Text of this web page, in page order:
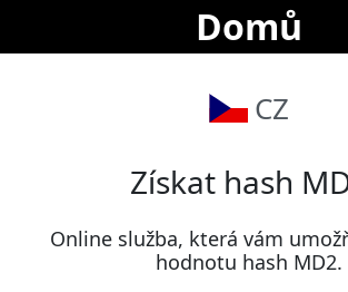
Domů
CZ
Získat hash
Online služba, která vám
hodnotu hash MD2.